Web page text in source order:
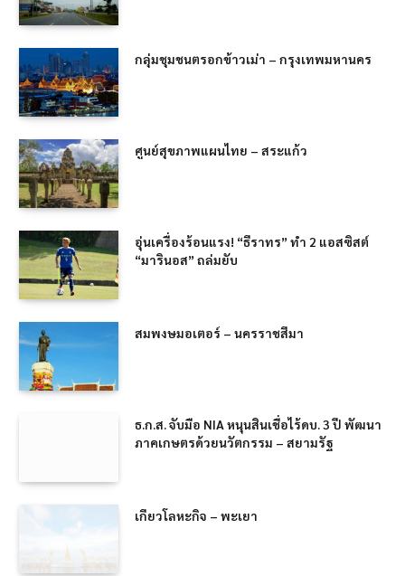
กลุ่มชุมชนตรอกข้าวเม่า – กรุงเทพมหานคร
ศูนย์สุขภาพแผนไทย – สระแก้ว
อุ่นเครื่องร้อนแรง! “ธีราทร” ทำ 2 แอสซิสต์
“มารินอส” ถล่มยับ
สมพงษมอเตอร์ – นครราชสีมา
ธ.ก.ส. จับมือ NIA หนุนสินเชื่อไร้ดบ. 3 ปี พัฒนา
ภาคเกษตรด้วยนวัตกรรม – สยามรัฐ
เกียวโลหะกิจ – พะเยา